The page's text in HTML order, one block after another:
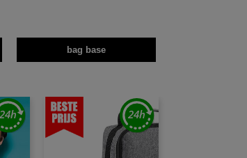
bag base